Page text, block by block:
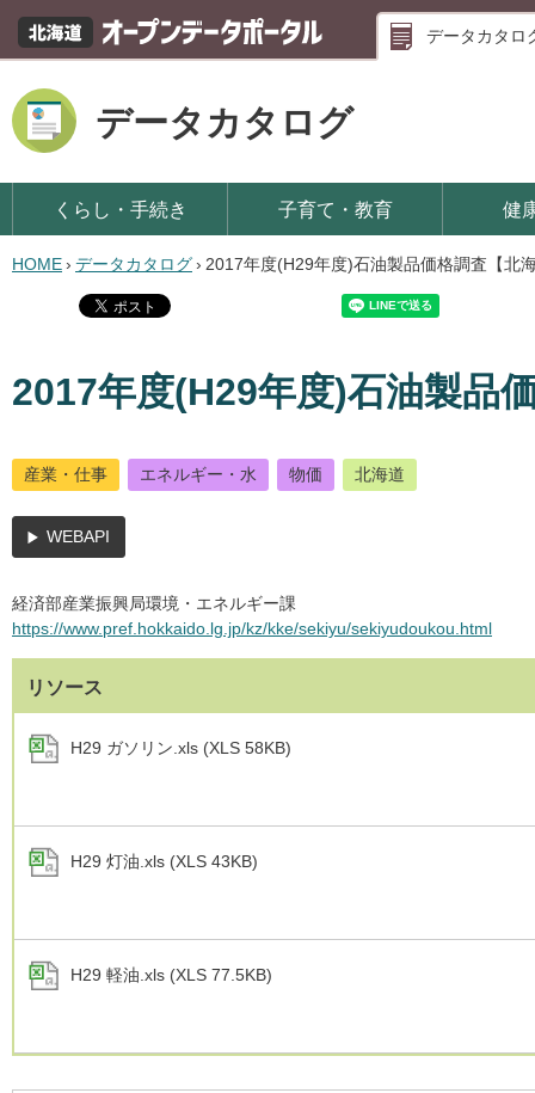
データカタロ
データカタログ
くらし・手続き 子育て・教育 健
HOME› データカタログ› 2017年度(H29年度)石油製品価格調査【北
2017年度(H29年度)石油製品
産業・仕事 エネルギー・水 物価 北海道
WEBAPI
経済部産業振興局環境・エネルギー課
https://www.pref.hokkaido.lg.jp/kz/kke/sekiyu/sekiyudoukou.html
リソース
H29 ガソリン.xls (XLS 58KB)
H29 灯油.xls (XLS 43KB)
H29 軽油.xls (XLS 77.5KB)